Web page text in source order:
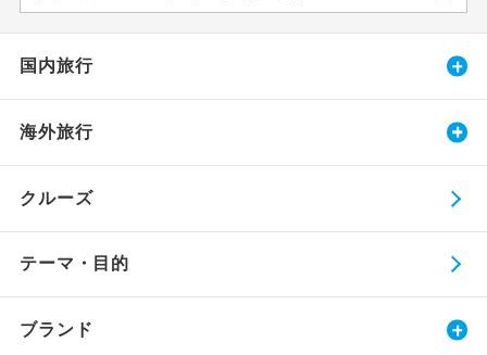
国内旅行
海外旅行
クルーズ
テーマ・目的
ブランド